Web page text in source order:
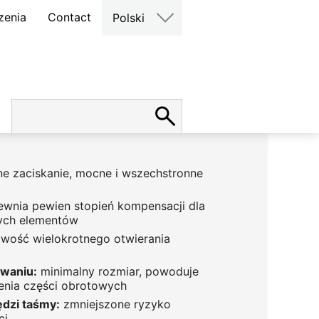
Contact Polski
zaciskanie, mocne i wszechstronne
pewien stopień kompensacji dla
elementów
wielokrotnego otwierania
minimalny rozmiar, powoduje
części obrotowych
taśmy: zmniejszone ryzyko